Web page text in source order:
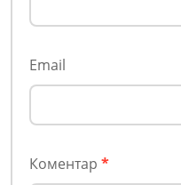
Email
Коментар *